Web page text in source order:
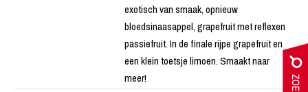
exotisch van smaak, opnieuw
bloedsinaasappel, grapefruit met reflexen
passiefruit. In de finale rijpe grapefruit en
een klein toetsje limoen. Smaakt naar
meer!